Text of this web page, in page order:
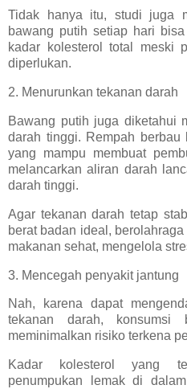
Tidak hanya itu, studi juga
bawang putih setiap hari
kadar kolesterol total meski
diperlukan.
2. Menurunkan tekanan darah
Bawang putih juga diketahui
darah tinggi. Rempah
yang mampu membuat
melancarkan aliran darah
darah tinggi.
Agar tekanan darah tetap
berat badan ideal,
makanan sehat, mengelola
3. Mencegah penyakit jantung
Nah, karena dapat
tekanan darah,
meminimalkan risiko terkena
Kadar kolesterol yang
penumpukan lemak di